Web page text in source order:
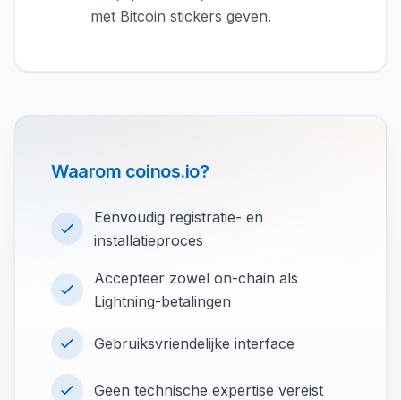
met Bitcoin stickers geven.
Waarom coinos.io?
Eenvoudig registratie- en
installatieproces
Accepteer zowel on-chain als
Lightning-betalingen
Gebruiksvriendelijke interface
Geen technische expertise vereist